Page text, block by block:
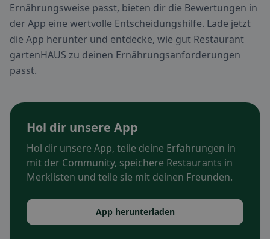
Ernährungsweise passt, bieten dir die Bewertungen in
der App eine wertvolle Entscheidungshilfe. Lade jetzt
die App herunter und entdecke, wie gut Restaurant
gartenHAUS zu deinen Ernährungsanforderungen
passt.
Hol dir unsere App
Hol dir unsere App, teile deine Erfahrungen in
mit der Community, speichere Restaurants in
Merklisten und teile sie mit deinen Freunden.
App herunterladen